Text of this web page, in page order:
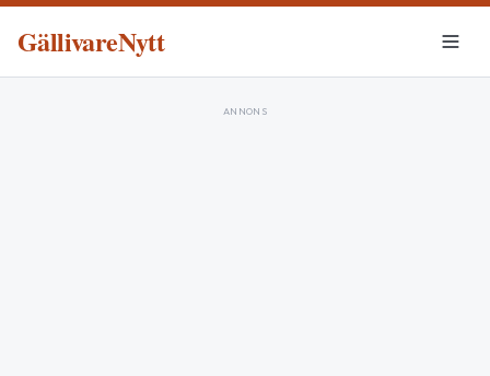
GällivareNytt
ANNONS